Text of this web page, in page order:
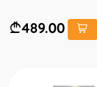
489.00